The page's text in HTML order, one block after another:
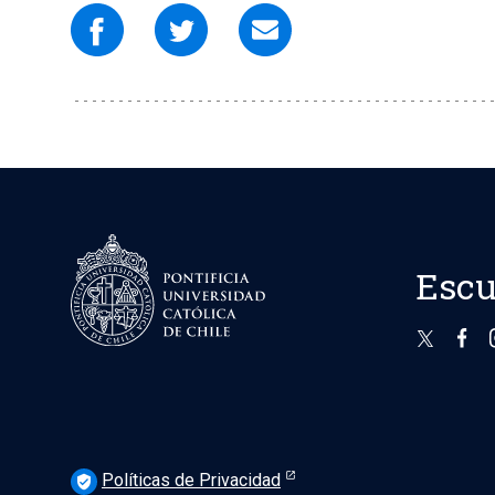
verified_user Políticas de Privacidad